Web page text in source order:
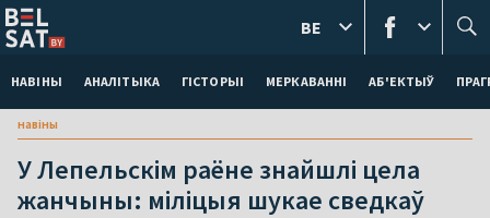
НАВІНЫ АНАЛІТЫКА ГІСТОРЫІ МЕРКАВАННI АБ'ЕКТЫЎ
BE
навіны
У Лепельскім раёне знайшлі цела
жанчыны: міліцыя шукае сведкаў